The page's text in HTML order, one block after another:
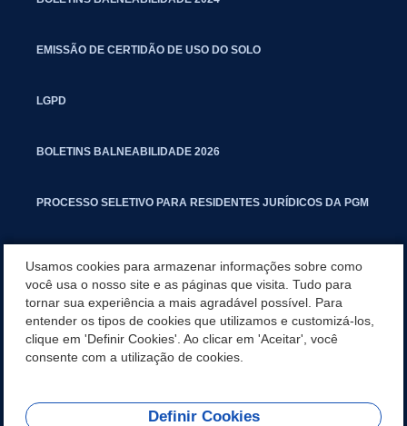
EMISSÃO DE CERTIDÃO DE USO DO SOLO
LGPD
BOLETINS BALNEABILIDADE 2026
PROCESSO SELETIVO PARA RESIDENTES JURÍDICOS DA PGM
MANUAL DE PROCEDIMENTOS IMOBILIÁRIOS SEINFRA
TURMINHA DO LAGO
Usamos cookies para armazenar informações sobre como
você usa o nosso site e as páginas que visita. Tudo para
tornar sua experiência a mais agradável possível. Para
entender os tipos de cookies que utilizamos e customizá-los,
clique em 'Definir Cookies'. Ao clicar em 'Aceitar', você
consente com a utilização de cookies.
Definir Cookies